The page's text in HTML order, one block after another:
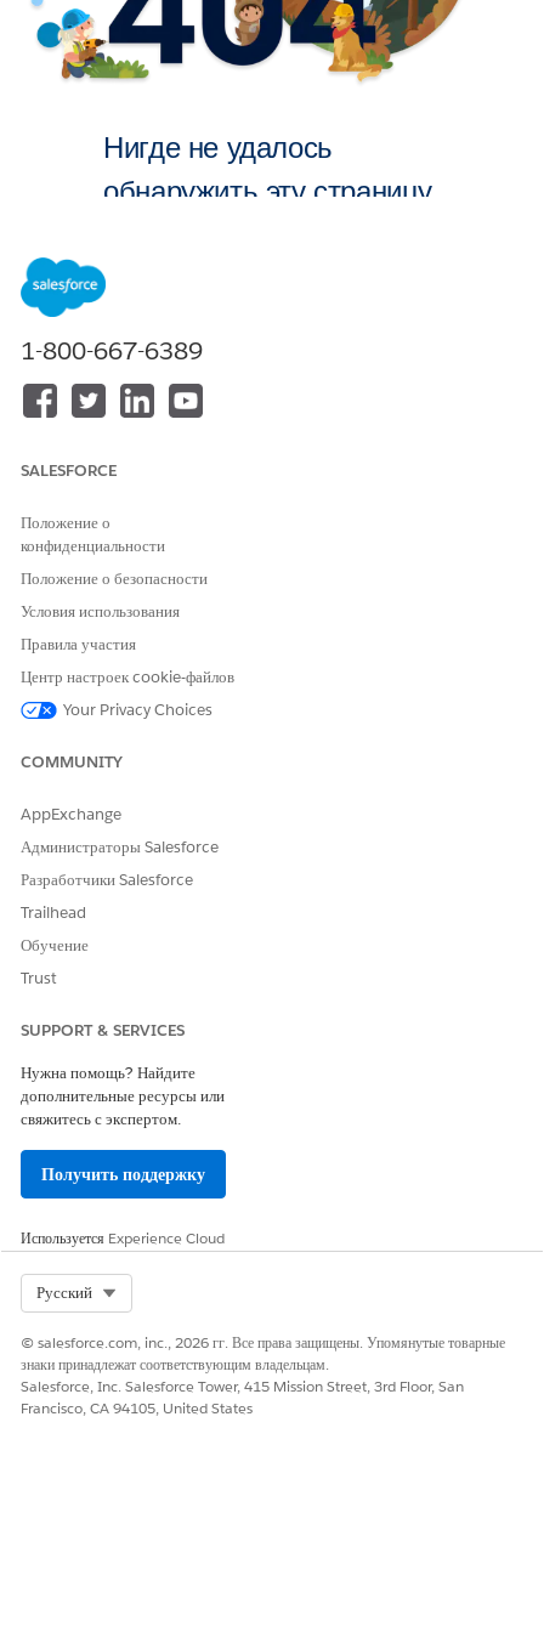
Нигде не удалось
обнаружить эту страницу.
1-800-667-6389
SALESFORCE
Положение о
конфиденциальности
Положение о безопасности
Условия использования
Правила участия
Центр настроек cookie-файлов
Your Privacy Choices
COMMUNITY
AppExchange
Администраторы Salesforce
Разработчики Salesforce
Trailhead
Обучение
Trust
SUPPORT & SERVICES
Нужна помощь? Найдите
дополнительные ресурсы или
свяжитесь с экспертом.
Получить поддержку
Используется Experience Cloud
Русский
© salesforce.com, inc., 2026 гг. Все права защищены. Упомянутые товарные
знаки принадлежат соответствующим владельцам.
Salesforce, Inc. Salesforce Tower, 415 Mission Street, 3rd Floor, San
Francisco, CA 94105, United States